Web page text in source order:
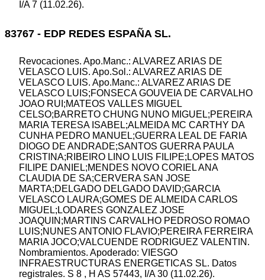
I/A 7 (11.02.26).
83767 - EDP REDES ESPAÑA SL.
Revocaciones. Apo.Manc.: ALVAREZ ARIAS DE
VELASCO LUIS. Apo.Sol.: ALVAREZ ARIAS DE
VELASCO LUIS. Apo.Manc.: ALVAREZ ARIAS DE
VELASCO LUIS;FONSECA GOUVEIA DE CARVALHO
JOAO RUI;MATEOS VALLES MIGUEL
CELSO;BARRETO CHUNG NUNO MIGUEL;PEREIRA
MARIA TERESA ISABEL;ALMEIDA MC CARTHY DA
CUNHA PEDRO MANUEL;GUERRA LEAL DE FARIA
DIOGO DE ANDRADE;SANTOS GUERRA PAULA
CRISTINA;RIBEIRO LINO LUIS FILIPE;LOPES MATOS
FILIPE DANIEL;MENDES NOVO CORIEL ANA
CLAUDIA DE SA;CERVERA SAN JOSE
MARTA;DELGADO DELGADO DAVID;GARCIA
VELASCO LAURA;GOMES DE ALMEIDA CARLOS
MIGUEL;LODARES GONZALEZ JOSE
JOAQUIN;MARTINS CARVALHO PEDROSO ROMAO
LUIS;NUNES ANTONIO FLAVIO;PEREIRA FERREIRA
MARIA JOCO;VALCUENDE RODRIGUEZ VALENTIN.
Nombramientos. Apoderado: VIESGO
INFRAESTRUCTURAS ENERGETICAS SL. Datos
registrales. S 8 , H AS 57443, I/A 30 (11.02.26).